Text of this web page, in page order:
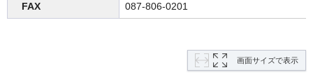
FAX 087-806-0201
画面サイズで表示